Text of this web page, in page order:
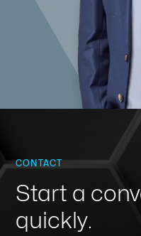
CONTACT
Start a
quickly.